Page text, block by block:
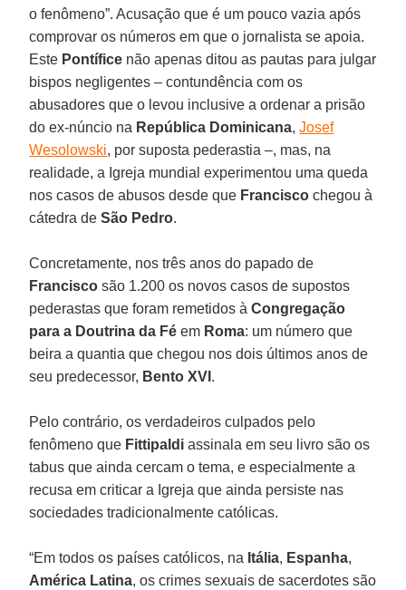
o fenômeno”. Acusação que é um pouco vazia após
comprovar os números em que o jornalista se apoia.
Este Pontífice não apenas ditou as pautas para julgar
bispos negligentes – contundência com os
abusadores que o levou inclusive a ordenar a prisão
do ex-núncio na República Dominicana,Josef
Wesolowski, por suposta pederastia –, mas, na
realidade, a Igreja mundial experimentou uma queda
nos casos de abusos desde que Francisco chegou à
cátedra deSão Pedro.
Concretamente, nos três anos do papado de
Francisco são 1.200 os novos casos de supostos
pederastas que foram remetidos àCongregação
para a Doutrina da Fé em Roma: um número que
beira a quantia que chegou nos dois últimos anos de
seu predecessor, Bento XVI .
Pelo contrário, os verdadeiros culpados pelo
fenômeno que Fittipaldi assinala em seu livro são os
tabus que ainda cercam o tema, e especialmente a
recusa em criticar a Igreja que ainda persiste nas
sociedades tradicionalmente católicas.
“Em todos os países católicos, na Itália, Espanha,
América Latina, os crimes sexuais de sacerdotes são